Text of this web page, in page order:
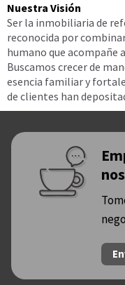
Nuestra Visión
Ser la inmobiliaria de
reconocida por
humano que acompañe
Buscamos crecer de
esencia familiar y
de clientes han